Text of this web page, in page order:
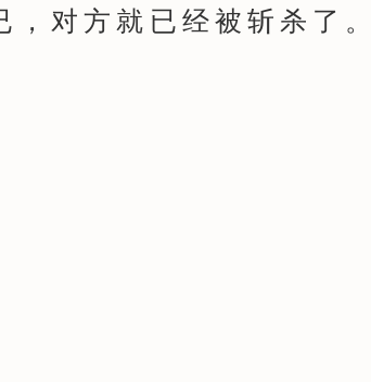
对方就已经被斩杀了。